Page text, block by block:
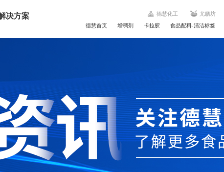
决方案 德慧化工
尤膳坊
德慧首页
增稠剂 卡拉胶 食品配料-清洁标签